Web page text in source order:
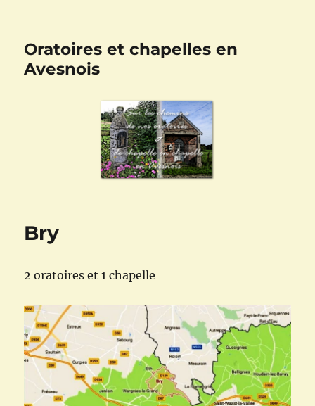
Oratoires et chapelles en
Avesnois
Bry
2 oratoires et 1 chapelle